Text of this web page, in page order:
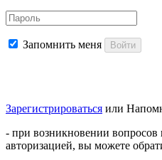
Запомнить меня Войти
Зарегистрироваться или
- при возникновении
авторизацией, вы можете